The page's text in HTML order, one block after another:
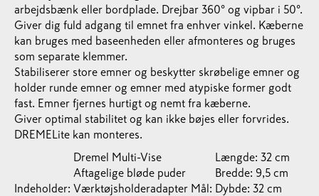
arbejdsbænk eller bordplade. Drejbar 360° og vipbar i 50°.
Giver dig fuld adgang til emnet fra enhver vinkel. Kæberne
kan bruges med baseenheden eller afmonteres og bruges
som separate klemmer.
Stabiliserer store emner og beskytter skrøbelige emner og
holder runde emner og emner med atypiske former godt
fast. Emner fjernes hurtigt og nemt fra kæberne.
Giver optimal stabilitet og kan ikke bøjes eller forvrides.
DREMELite kan monteres.
Indeholder:
Dremel Multi-Vise
Aftagelige bløde puder
Værktøjsholderadapter Mål:
Længde: 32 cm
Bredde: 9,5 cm
Dybde: 32 cm